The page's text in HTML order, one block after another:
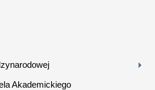
Akademickiego